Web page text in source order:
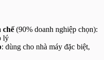
chế(90% doanh nghiệp chọn):
lý
: dùng cho nhà máy đặc biệt,